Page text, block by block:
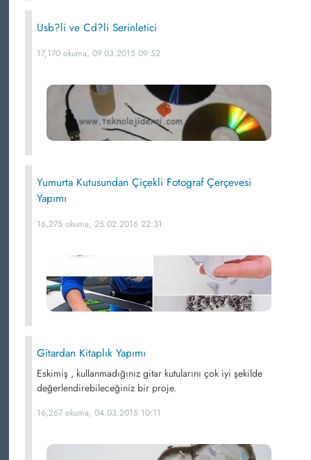
Usb?li ve Cd?li Serinletici
17,170 okuma, 09.03.2015 09:52
Yumurta Kutusundan Çiçekli Fotograf Çerçevesi
Yapımı
16,275 okuma, 25.02.2016 22:31
Gitardan Kitaplık Yapımı
Eskimiş , kullanmadığınız gitar kutularını çok iyi şekilde
değerlendirebileceğiniz bir proje.
16,267 okuma, 04.03.2015 10:11